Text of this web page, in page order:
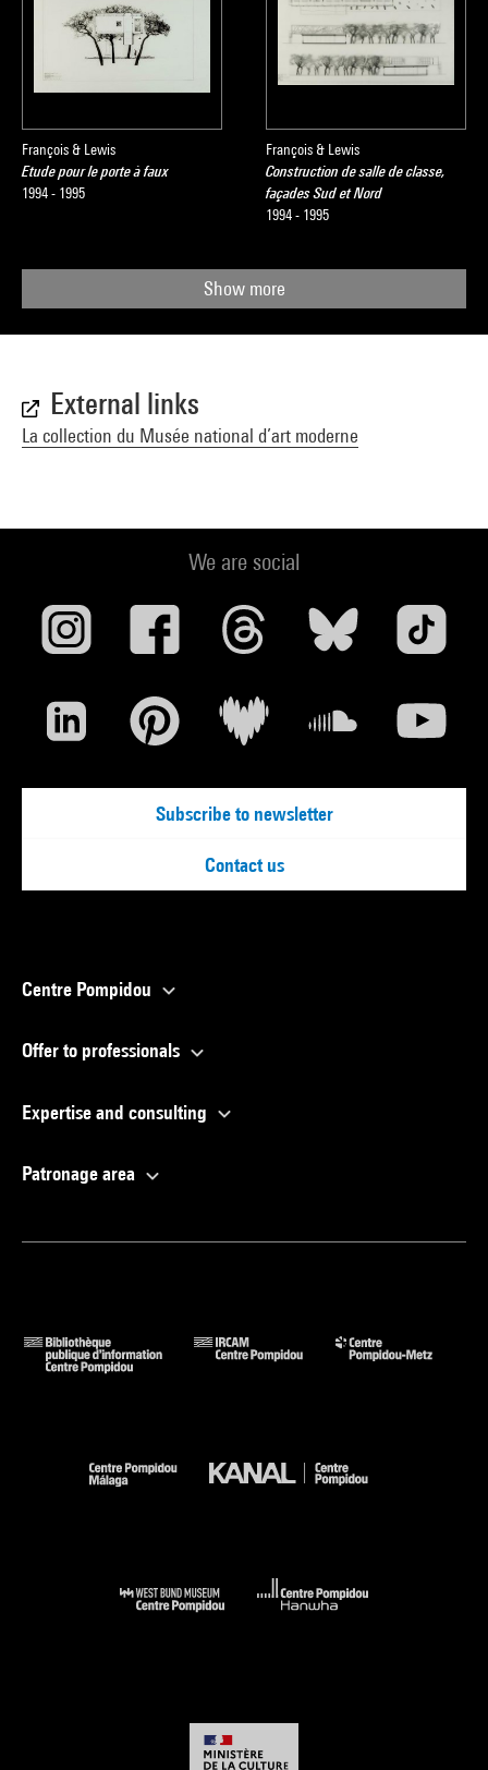
François & Lewis
Etude pour le porte à faux
1994 - 1995
François & Lewis
Construction de salle de classe,
façades Sud et Nord
1994 - 1995
Show more
External links
La collection du Musée national d’art moderne
We are social
Subscribe to newsletter
Contact us
Centre Pompidou
Offer to professionals
Expertise and consulting
Patronage area